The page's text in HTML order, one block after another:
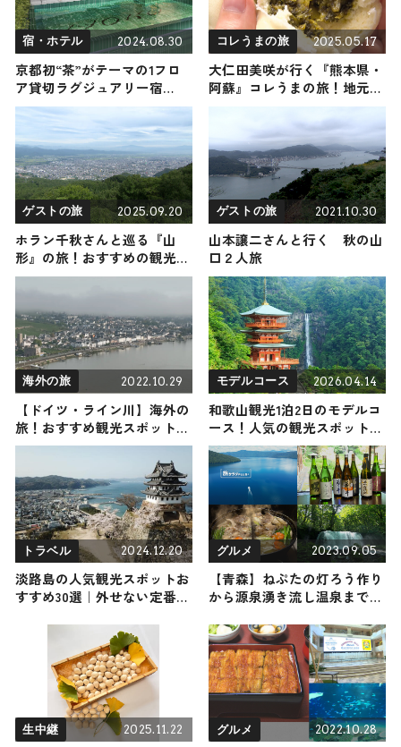
宿・ホテル 2024.08.30
京都初“茶”がテーマの1フロ
ア貸切ラグジュアリー宿
「MOKU KYOTO」12月1日に
オープン
コレうまの旅 2025.05.17
大仁田美咲が行く『熊本県・
阿蘇』コレうまの旅！地元の
人おすすめのご当地名物グル
メ4選 2025年5月17日放送
ゲストの旅 2025.09.20
ホラン千秋さんと巡る『山
形』の旅！おすすめの観光・
グルメをご紹介 2025年9月20
日放送
ゲストの旅 2021.10.30
山本譲二さんと行く 秋の山
口２人旅
海外の旅 2022.10.29
【ドイツ・ライン川】海外の
旅！おすすめ観光スポットや
グルメをリポート
モデルコース 2026.04.14
和歌山観光1泊2日のモデルコ
ース！人気の観光スポット・
名所を満喫できる王道の旅程
を紹介
トラベル 2024.12.20
淡路島の人気観光スポットお
すすめ30選｜外せない定番・
載の観光地を紹介
グルメ 2023.09.05
【青森】ねぷたの灯ろう作り
から源泉湧き流し温泉まで！
化
生中継 2025.11.22 グルメ 2022.10.28